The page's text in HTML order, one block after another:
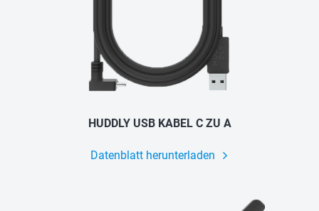
HUDDLY USB KABEL C ZU A
Datenblatt herunterladen